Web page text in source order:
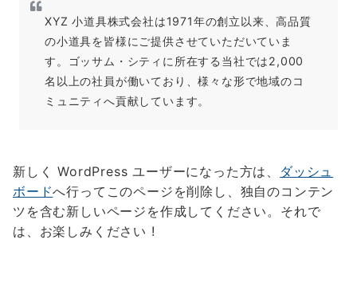
XYZ 小道具株式会社は1971年の創立以来、高品質
の小道具を皆様にご提供させていただいていま
す。ゴッサム・シティに所在する当社では2,000
名以上の社員が働いており、様々な形で地域のコ
ミュニティへ貢献しています。
新しく WordPress ユーザーになった方は、 ダッシュ
ボードへ行ってこのページを削除し、独自のコンテン
ツを含む新しいページを作成してください。それで
は、お楽しみください !